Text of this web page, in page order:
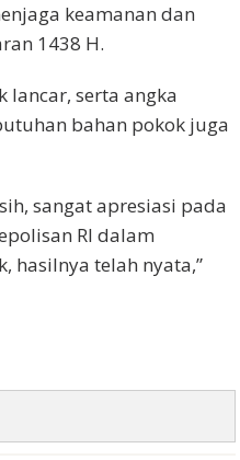
keamanan dan
1438 H.
lancar, serta angka
bahan pokok juga
sangat apresiasi pada
RI dalam
hasilnya telah nyata,”